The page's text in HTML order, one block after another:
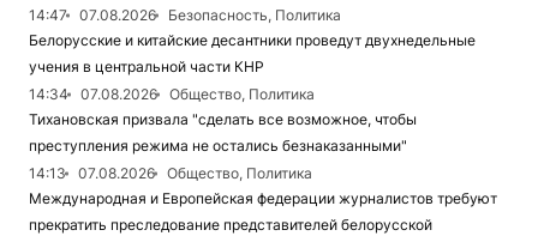
14:47
07.08.2026
Безопасность, Политика
Белорусские и китайские десантники проведут двухнедельные
учения в центральной части КНР
14:34
07.08.2026
Общество, Политика
Тихановская призвала "сделать все возможное, чтобы
преступления режима не остались безнаказанными"
14:13
07.08.2026
Общество, Политика
Международная и Европейская федерации журналистов требуют
прекратить преследование представителей белорусской